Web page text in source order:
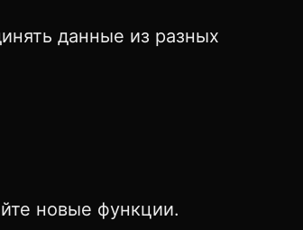
данные из разных
новые функции.